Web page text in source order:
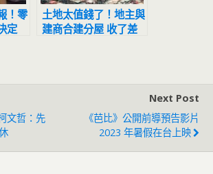
！零
定
土地太值錢了！地主與
建商合建分屋 收了差
文哲：先
Next Post
《芭比》公開前導預告影片
2023 年暑假在台上映